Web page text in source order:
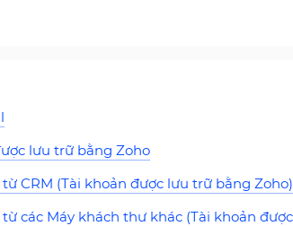
lưu trữ bằng Zoho
CRM (Tài khoản được lưu trữ bằng Zoho)
các Máy khách thư khác (Tài khoản